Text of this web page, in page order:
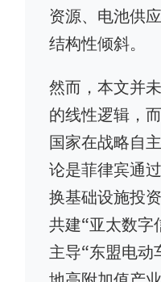
资源、电池供
结构性倾斜。
然而，本文并
的线性逻辑，
国家在战略自
论是菲律宾通
换基础设施投
共建“亚太数字
主导“东盟电动